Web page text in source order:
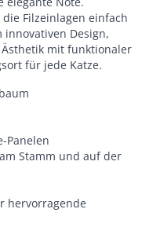
Filzeinlagen einfach
Design,
mit funktionaler
für jede Katze.
Panelen
Stamm und auf der
hervorragende